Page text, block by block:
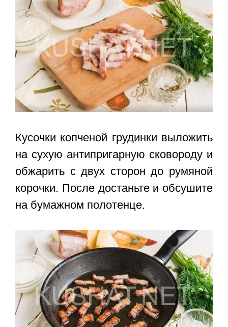
Кусочки копченой грудинки выложить
на сухую антипригарную сковороду и
обжарить с двух сторон до румяной
корочки. После достаньте и обсушите
на бумажном полотенце.